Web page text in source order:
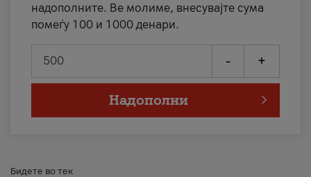
надополните. Ве молиме, внесувајте сума
помеѓу 100 и 1000 денари.
- +
Надополни
Бидете во тек